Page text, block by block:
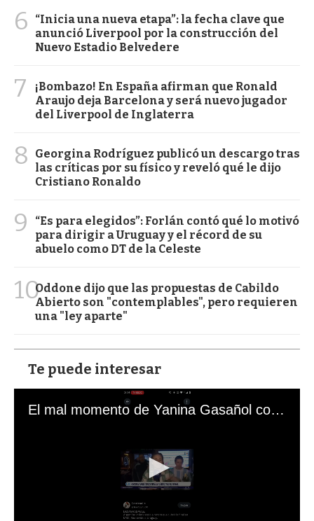
6
“Inicia una nueva etapa”: la fecha clave que
anunció Liverpool por la construcción del
Nuevo Estadio Belvedere
7
¡Bombazo! En España afirman que Ronald
Araujo deja Barcelona y será nuevo jugador
del Liverpool de Inglaterra
8
Georgina Rodríguez publicó un descargo tras
las críticas por su físico y reveló qué le dijo
Cristiano Ronaldo
9
“Es para elegidos”: Forlán contó qué lo motivó
para dirigir a Uruguay y el récord de su
abuelo como DT de la Celeste
10Oddone dijo que las propuestas de Cabildo
Abierto son "contemplables", pero requieren
una "ley aparte"
Te puede interesar
El mal momento de Yanina Gasañol con un hincha argentino en "Subrayado"